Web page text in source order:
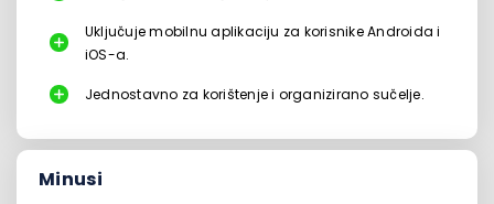
Uključuje mobilnu aplikaciju za korisnike Androida i
iOS-a.
Jednostavno za korištenje i organizirano sučelje.
Minusi